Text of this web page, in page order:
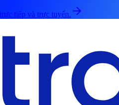
tiếp và trực tuyến.